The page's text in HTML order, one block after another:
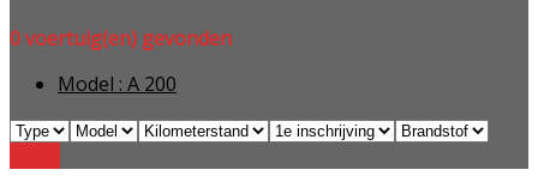
0voertuig(en) gevonden
Model : A 200